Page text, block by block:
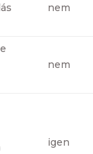
nem
nem
igen